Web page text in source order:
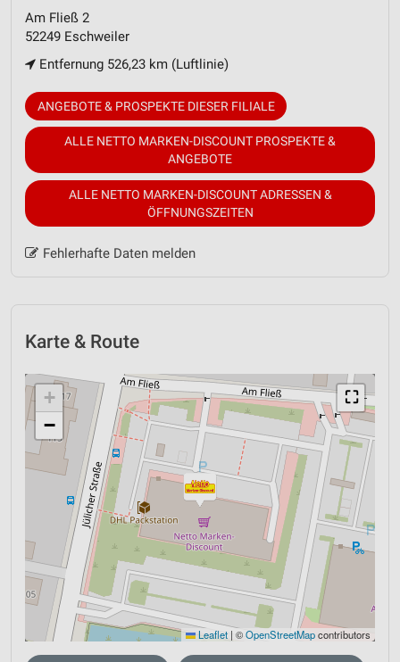
Am Fließ 2
52249 Eschweiler
Entfernung 526,23 km (Luftlinie)
ANGEBOTE & PROSPEKTE DIESER FILIALE
ALLE NETTO MARKEN-DISCOUNT PROSPEKTE &
ANGEBOTE
ALLE NETTO MARKEN-DISCOUNT ADRESSEN &
ÖFFNUNGSZEITEN
Fehlerhafte Daten melden
Karte & Route
⛶
+
−
Leaflet | ©OpenStreetMapcontributors